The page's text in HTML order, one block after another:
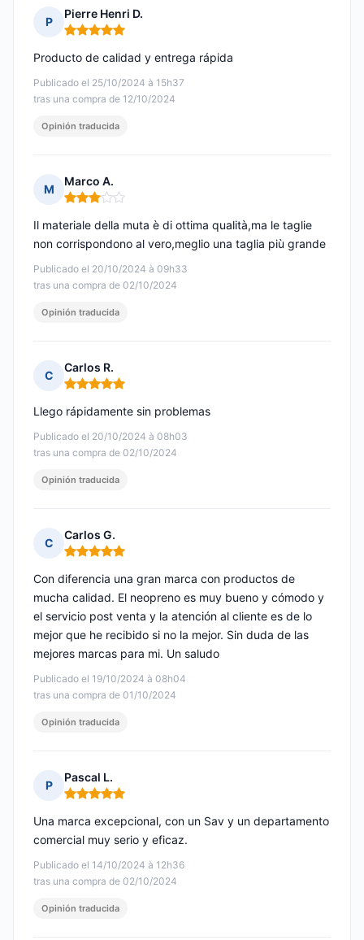
P
Pierre Henri D.
Nota: 5 de 5
Publicado el 25/10/2024 à 15h37
tras una compra de 12/10/2024
Producto de calidad y entrega rápida
Opinión traducida
M
Marco A.
Nota: 3 de 5
Publicado el 20/10/2024 à 09h33
tras una compra de 02/10/2024
Il materiale della muta è di ottima qualità,ma le taglie
non corrispondono al vero,meglio una taglia più grande
Opinión traducida
C
Carlos R.
Nota: 5 de 5
Publicado el 20/10/2024 à 08h03
tras una compra de 02/10/2024
Llego rápidamente sin problemas
Opinión traducida
C
Carlos G.
Nota: 5 de 5
Publicado el 19/10/2024 à 08h04
tras una compra de 01/10/2024
Con diferencia una gran marca con productos de
mucha calidad. El neopreno es muy bueno y cómodo y
el servicio post venta y la atención al cliente es de lo
mejor que he recibido si no la mejor. Sin duda de las
mejores marcas para mi. Un saludo
Opinión traducida
P
Pascal L.
Nota: 5 de 5
Publicado el 14/10/2024 à 12h36
tras una compra de 02/10/2024
Una marca excepcional, con un Sav y un departamento
comercial muy serio y eficaz.
Opinión traducida